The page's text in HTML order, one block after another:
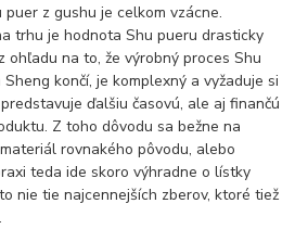
z gushu je celkom vzácne.
trhu je hodnota Shu pueru drasticky
ohľadu na to, že výrobný proces Shu
končí, je komplexný a vyžaduje si
ďalšiu časovú, ale aj finančú
Z toho dôvodu sa bežne na
rovnakého pôvodu, alebo
teda ide skoro výhradne o lístky
nie tie najcennejších zberov, ktoré tiež